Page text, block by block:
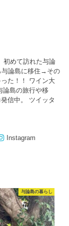
初めて訪れた与論
与論島に移住→その
た！！ ワイン大
論島の旅行や移
信中。 ツイッタ
Instagram
与論島の暮らし